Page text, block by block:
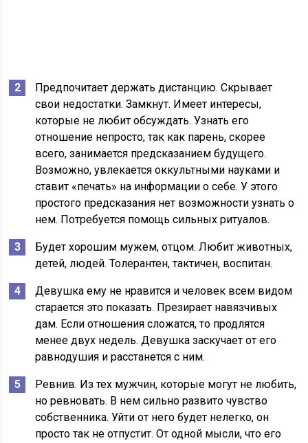
Предпочитает держать дистанцию. Скрывает
свои недостатки. Замкнут. Имеет интересы,
которые не любит обсуждать. Узнать его
отношение непросто, так как парень, скорее
всего, занимается предсказанием будущего.
Возможно, увлекается оккультными науками и
ставит «печать» на информации о себе. У этого
простого предсказания нет возможности узнать о
нем. Потребуется помощь сильных ритуалов.
Будет хорошим мужем, отцом. Любит животных,
детей, людей. Толерантен, тактичен, воспитан.
Девушка ему не нравится и человек всем видом
старается это показать. Презирает навязчивых
дам. Если отношения сложатся, то продлятся
менее двух недель. Девушка заскучает от его
равнодушия и расстанется с ним.
Ревнив. Из тех мужчин, которые могут не любить,
но ревновать. В нем сильно развито чувство
собственника. Уйти от него будет нелегко, он
просто так не отпустит. От одной мысли, что его